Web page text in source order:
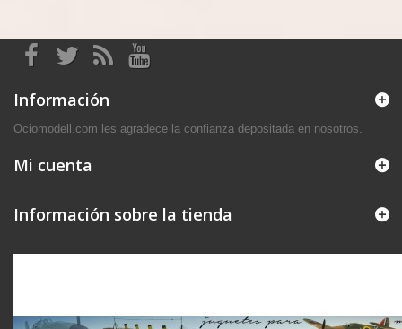
Información
Ociomodell.com les agradece la confianza depositada en nosotros.
Mi cuenta
Información sobre la tienda